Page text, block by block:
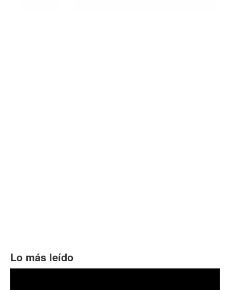
Lo más leído